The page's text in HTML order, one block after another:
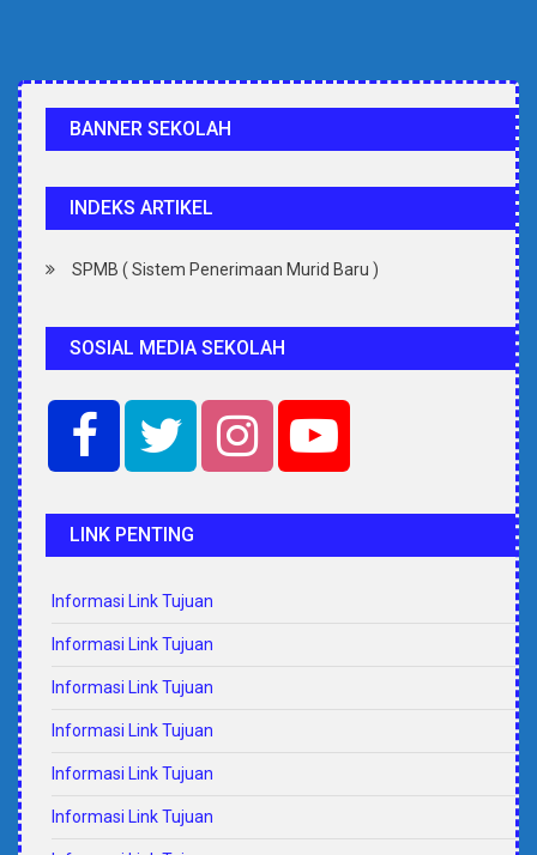
BANNER SEKOLAH
INDEKS ARTIKEL
SPMB ( Sistem Penerimaan Murid Baru )
SOSIAL MEDIA SEKOLAH
LINK PENTING
Informasi Link Tujuan
Informasi Link Tujuan
Informasi Link Tujuan
Informasi Link Tujuan
Informasi Link Tujuan
Informasi Link Tujuan